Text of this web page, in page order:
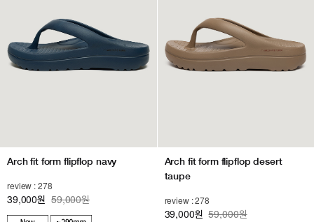
Arch fit form flipflop navy
review : 278
39,000원 59,000원
Arch fit form flipflop desert
taupe
review : 278
39,000원 59,000원